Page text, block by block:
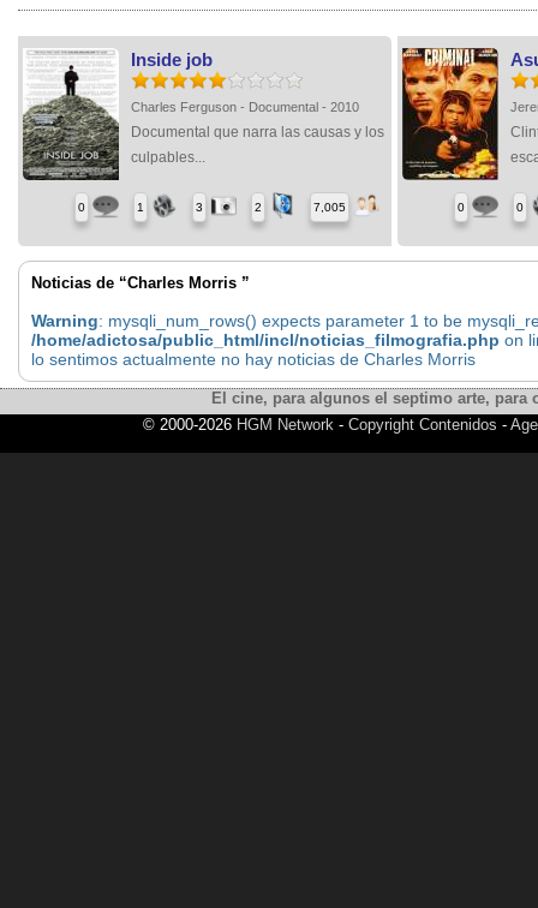
Inside job
Charles Ferguson - Documental - 2010
Documental que narra las causas y los
culpables...
0 1 3 2 7,005 0 0
Noticias de “Charles Morris ”
Warning: mysqli_num_rows() expects parameter 1 to be
/home/adictosa/public_html/incl/noticias_filmografia.php on
lo sentimos actualmente no hay noticias de Charles Morris
El cine, para algunos el septimo arte,
© 2000-2026 HGM Network- Copyright Contenidos -